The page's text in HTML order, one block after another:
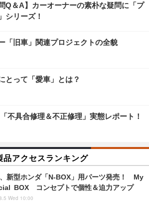
Q＆A】カーオーナーの素朴な疑問に「プ
シリーズ！
「旧車」関連プロジェクトの全貌
とって「愛車」とは？
不具合修理＆不正修理」実態レポート！
品アクセスランキング
新型ホンダ「N-BOX」用パーツ発売！ My
BOX コンセプトで個性＆迫力アップ
Wed 10:00